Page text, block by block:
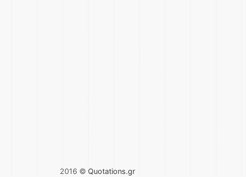
2016 © Quotations.gr